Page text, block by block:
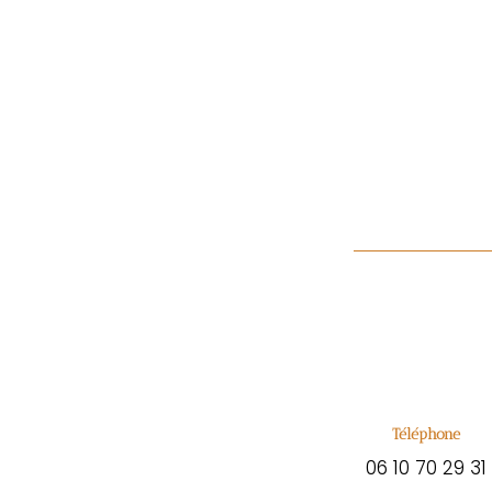
Téléphone
06 10 70 29 31